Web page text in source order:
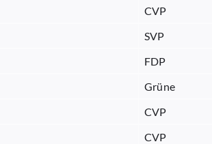
CVP
SVP
FDP
Grüne
CVP
CVP